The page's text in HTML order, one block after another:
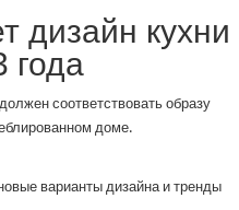
дизайн кухни
года
соответствовать образу
доме.